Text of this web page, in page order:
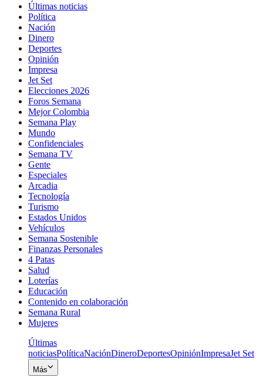
Últimas noticias
Política
Nación
Dinero
Deportes
Opinión
Impresa
Jet Set
Elecciones 2026
Foros Semana
Mejor Colombia
Semana Play
Mundo
Confidenciales
Semana TV
Gente
Especiales
Arcadia
Tecnología
Turismo
Estados Unidos
Vehículos
Semana Sostenible
Finanzas Personales
4 Patas
Salud
Loterías
Educación
Contenido en colaboración
Semana Rural
Mujeres
Últimas
noticiasPolíticaNaciónDineroDeportesOpiniónImpresaJet Set
Más